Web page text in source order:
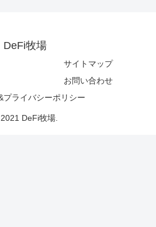
DeFi牧場
サイトマップ
お問い合わせ
プライバシーポリシー
DeFi牧場.